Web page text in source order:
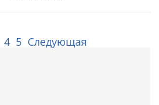
4 5 Следующая